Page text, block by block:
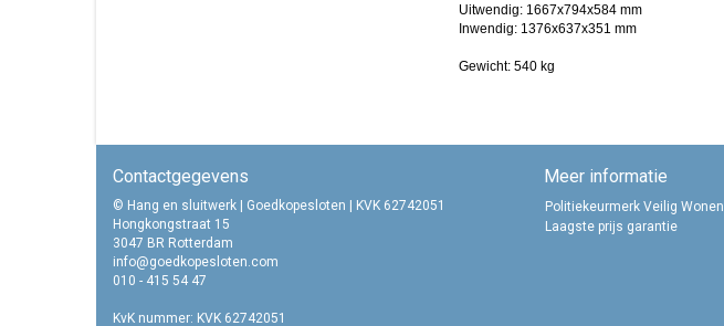
Uitwendig: 1667x794x584 mm
Inwendig: 1376x637x351 mm
Gewicht: 540 kg
Contactgegevens
© Hang en sluitwerk | Goedkopesloten | KVK 62742051
Hongkongstraat 15
3047 BR Rotterdam
info@goedkopesloten.com
010 - 415 54 47
KvK nummer: KVK 62742051
Meer informatie
Politiekeurmerk Veilig Wonen
Laagste prijs garantie